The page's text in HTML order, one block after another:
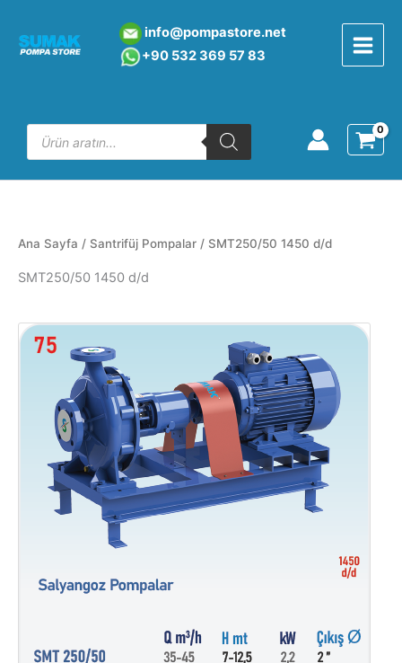
info@pompastore.net
+90 532 369 57 83
search
Ana Sayfa / Santrifüj Pompalar / SMT250/50 1450 d/d
SMT250/50 1450 d/d